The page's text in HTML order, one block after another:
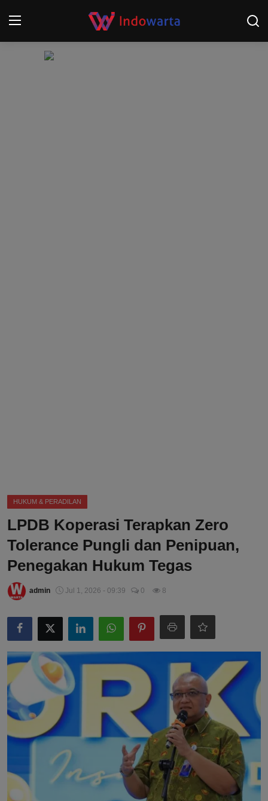
HUKUM & PERADILAN
LPDB Koperasi Terapkan Zero
Tolerance Pungli dan Penipuan,
Penegakan Hukum Tegas
admin Jul 1, 2026 - 09:39 0 8